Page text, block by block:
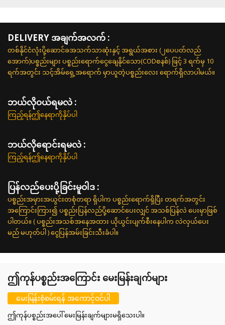
DELIVERY အချက်အလက် :
တစ်နိုင်ငံလုံးပို့ဆောင်ခအသက်သာဆုံးနှင့် အရွယ်အစား (၂ပေပတ်လည်
အောက်)ပစ္စည်းများ ပစ္စည်းရောက်ငွေချေနိုင်သော(CODစနစ်) ဖြင့် 3 ရက်မှ 10
ရက်အတွင်း သင့်အိမ်ရှေ့အရောက် မှာယူတဲ့ပစ္စည်းလေး ရောက်ရှိလာပါမယ်။
ဘယ်လို၀ယ်ရမလဲ :
ကြည့်ရန်ဤနေရာကိုနှိပ်ပါ
ဘယ်လိုရောင်းရမလဲ :
ကြည့်ရန်ဤနေရာကိုနှိပ်ပါ
ပြန်လည်ပေးပို့ခြင်းမူဝါဒ :
ပစ္စည်းအမှားအယွင်းတစုံတရာ ရှိပါက ပစ္စည်းရောက်ရှိပြီး တရက်အတွင်း
အကြောင်းကြား၍ ပစ္စည်းပြန်လည်ပို့ဆောင်ပေးလျှင် အသစ်ပြန်လဲ ပေးမှာဖြစ်
ပါတယ်။ ( ပစ္စည်းအသစ်အနေအထား ယိုယွင်းပျက်စီးနေပါက လဲလှယ်ပေး
မည် မဟုတ်ပါ ) ငွေပြန်အမ်းခြင်းသီးခံပါ။
ဤကုန်ပစ္စည်းအကြောင်း မေးမြန်းချက်များ
မေးမြန်းစုံစမ်းရန် အကောင့်ဝင်ပါ
ဤကုန်ပစ္စည်းအပေါ် မေးမြန်းချက်များမရှိသေးပါ။